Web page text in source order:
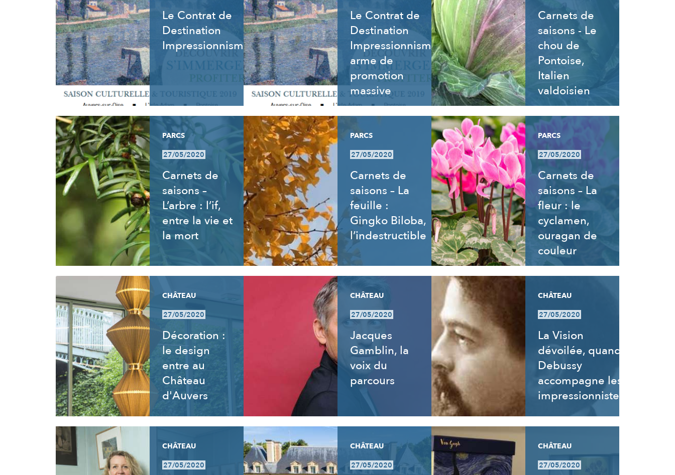
Le Contrat de
Destination
Impressionnisme
Le Contrat de
Destination
Impressionnisme,
arme de
promotion
massive
Carnets de
saisons - Le
chou de
Pontoise,
Italien
valdoisien
PARCS
27/05/2020
Carnets de
saisons –
L’arbre : l’if,
entre la vie et
la mort
PARCS
27/05/2020
Carnets de
saisons – La
feuille :
Gingko Biloba,
l’indestructible
PARCS
27/05/2020
Carnets de
saisons – La
fleur : le
cyclamen,
ouragan de
couleur
CHÂTEAU
27/05/2020
Décoration :
le design
entre au
Château
d'Auvers
CHÂTEAU
27/05/2020
Jacques
Gamblin, la
voix du
parcours
CHÂTEAU
27/05/2020
La Vision
dévoilée, quand
Debussy
accompagne les
impressionnistes
CHÂTEAU
27/05/2020
CHÂTEAU
27/05/2020
CHÂTEAU
27/05/2020